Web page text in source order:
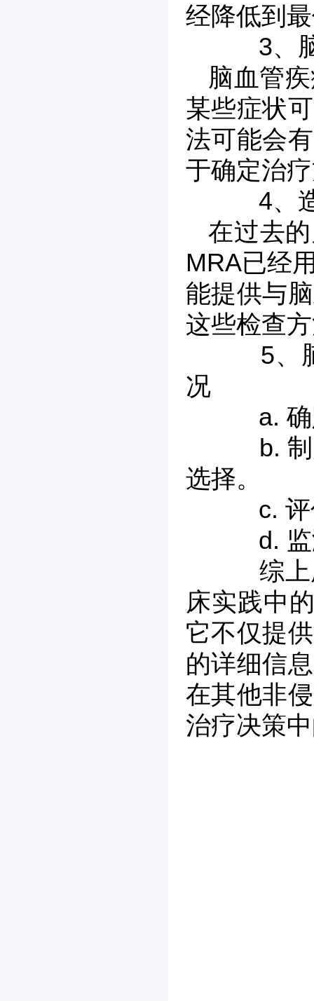
经降低到
3、脑
脑血管
某些症状
法可能会
于确定治
4、造
在过去
MRA已经
能提供与
这些检查
5、脑
况
a. 确
b. 制
选择。
c. 评
d. 监
综上所
床实践中
它不仅提
的详细信
在其他非
治疗决策